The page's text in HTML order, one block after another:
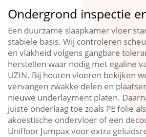
Ondergrond inspectie
Een duurzame slaapkamer vloer
stabiele basis.​ Wij controleren
en vlakheid volgens gangbare
herstellen waar nodig met egaline
UZIN.​ Bij houten vloeren bekijken
vervangen zwakke delen en
nieuwe underlayment platen.​
juiste onderlaag toe zoals PE folie
akoestische ondervloer of een
Unifloor Jumpax voor extra